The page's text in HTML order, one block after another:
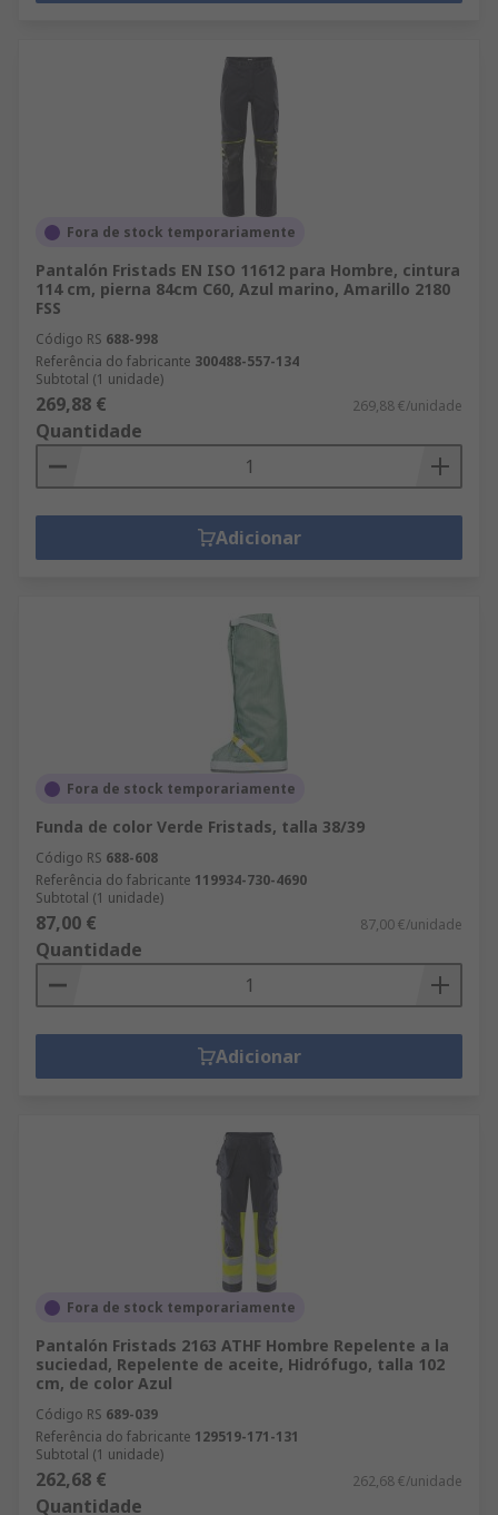
Fora de stock temporariamente
Pantalón Fristads EN ISO 11612 para Hombre, cintura
114 cm, pierna 84cm C60, Azul marino, Amarillo 2180
FSS
Código RS 688-998
Referência do fabricante 300488-557-134
Subtotal (1 unidade)
269,88 € 269,88 €/unidade
Quantidade
Adicionar
Fora de stock temporariamente
Funda de color Verde Fristads, talla 38/39
Código RS 688-608
Referência do fabricante 119934-730-4690
Subtotal (1 unidade)
87,00 € 87,00 €/unidade
Quantidade
Adicionar
Fora de stock temporariamente
Pantalón Fristads 2163 ATHF Hombre Repelente a la
suciedad, Repelente de aceite, Hidrófugo, talla 102
cm, de color Azul
Código RS 689-039
Referência do fabricante 129519-171-131
Subtotal (1 unidade)
262,68 € 262,68 €/unidade
Quantidade